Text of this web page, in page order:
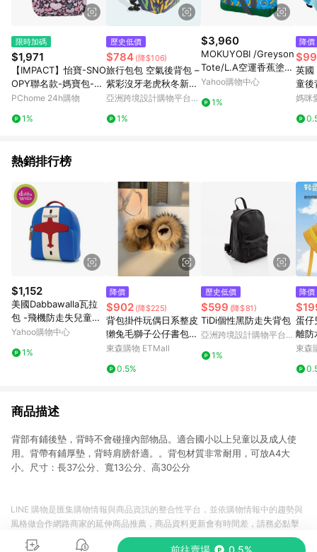
水果專區 / 親子理財書單 / 6~8歲推薦書單 / 箱購專區 / 寶可夢
pokemon玩具 / 世界名著 / 廚房家電 / 蔬果汁&奶粉 / 體能玩具 /
限時加碼
$1,971
【IMPACT】怡寶-SNO
OPY聯名款-媽寶包-心
心相印後背包(M)-黑色
PChome 24h購物
1%
歷史低價
$784 (降$106)
旅行包包 空氣後背包 –
紫彩沒牙老虎秋冬新時
尚
亞洲跨境設計購物平台
1%
$3,960
MOKUYOBI /Greyson
Tote/L.A空運香蕉塗鴉
旅行必備手提斜肩包-
Yahoo購物中心
1%
降價
英
童後
包-
媽咪
熱銷排行榜
$1,152
美國Dabbawalla瓦拉
包 -飛機防走失兒童後
背包
Yahoo購物中心
1%
降價
$902 (降$225)
背包掛件玩偶日系整皮
獺兔毛獅子公仔書包飾
品皮草毛絨精致包掛飾
東森購物 ETMall
0.5%
歷史低價
$599 (降$81)
TiDi個性黑防走失背包
亞洲跨境設計購物平台
1%
降價
蛋仔
離防
包可
東森
商品描述
背部有鋪後墊，背時不會碰撞內部物品。適合國小以上兒童以及成人使
用。背帶有鋪厚墊，背時肩膀舒適。。背包材質非常耐用，可放A4大
小。尺寸：長37公分、寬13公分、高30公分
前往賣場 0.5%
LINE 購物是匯集購物情報與商品資訊的整合性平台，並依購物情報中的趨勢與
風格做合作網路商家的延伸商品推薦，商品資料更新會有時間差，請務必點擊
商品至各合作網路商家，確認現售價與購物條件，一切資訊以合作廠商網頁為